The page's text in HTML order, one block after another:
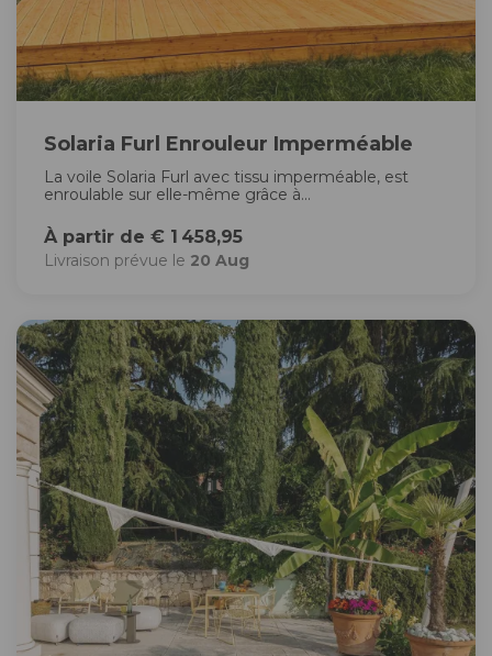
Solaria Furl Enrouleur Imperméable
La voile Solaria Furl avec tissu imperméable, est
enroulable sur elle-même grâce à...
À partir de € 1 458,95
Livraison prévue le 20 Aug